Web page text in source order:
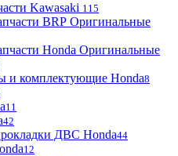
Kawasaki 115
Оригинальные
Оригинальные
и комплектующие Honda8
11
42
ДВС Honda44
12